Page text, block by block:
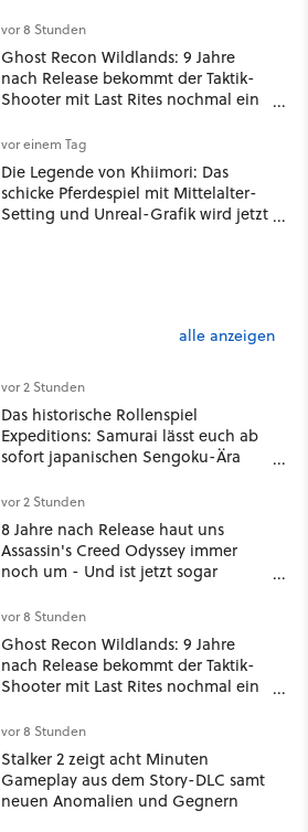
vor 8 Stunden
Ghost Recon Wildlands: 9 Jahre
nach Release bekommt der Taktik-
Shooter mit Last Rites nochmal ein
vor einem Tag
Die Legende von Khiimori: Das
schicke Pferdespiel mit Mittelalter-
Setting und Unreal-Grafik wird jetzt
alle anzeigen
vor 2 Stunden
Das historische Rollenspiel
Expeditions: Samurai lässt euch ab
sofort japanischen Sengoku-Ära
oder Diplomatie
vor 2 Stunden
8 Jahre nach Release haut uns
Assassin's Creed Odyssey immer
noch um - Und ist jetzt sogar
vor 8 Stunden
Ghost Recon Wildlands: 9 Jahre
nach Release bekommt der Taktik-
Shooter mit Last Rites nochmal ein
vor 8 Stunden
Stalker 2 zeigt acht Minuten
Gameplay aus dem Story-DLC samt
neuen Anomalien und Gegnern